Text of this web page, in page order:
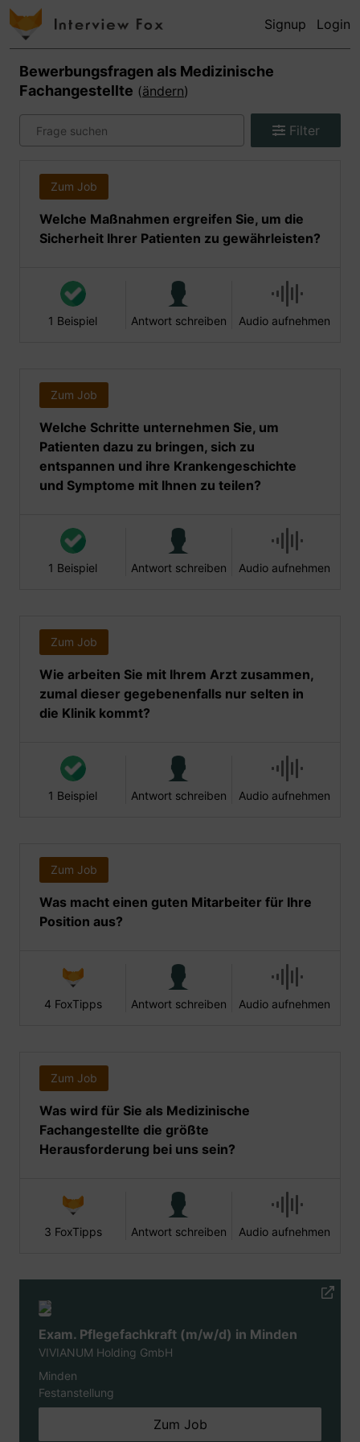
Signup Login
Bewerbungsfragen als Medizinische
Fachangestellte (ändern)
Filter
Zum Job
Welche Maßnahmen ergreifen Sie, um die
Sicherheit Ihrer Patienten zu gewährleisten?
1 Beispiel Antwort schreiben Audio aufnehmen
Zum Job
Welche Schritte unternehmen Sie, um
Patienten dazu zu bringen, sich zu
entspannen und ihre Krankengeschichte
und Symptome mit Ihnen zu teilen?
1 Beispiel Antwort schreiben Audio aufnehmen
Zum Job
Wie arbeiten Sie mit Ihrem Arzt zusammen,
zumal dieser gegebenenfalls nur selten in
die Klinik kommt?
1 Beispiel Antwort schreiben Audio aufnehmen
Zum Job
Was macht einen guten Mitarbeiter für Ihre
Position aus?
4 FoxTipps Antwort schreiben Audio aufnehmen
Zum Job
Was wird für Sie als Medizinische
Fachangestellte die größte
Herausforderung bei uns sein?
3 FoxTipps Antwort schreiben Audio aufnehmen
Exam. Pflegefachkraft (m/w/d) in Minden
VIVIANUM Holding GmbH
Minden
Festanstellung
Zum Job